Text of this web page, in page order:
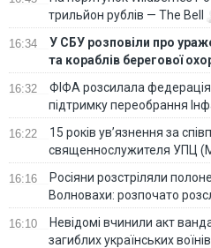
трильйон рублів — The Bell
16:34
У СБУ розповіли про
та кораблів берегової
16:32
ФІФА розсилала
підтримку переобрання
16:22
15 років ув’язнення за
священнослужителя УПЦ
16:16
Росіяни розстріляли
Волновахи: розпочато
16:10
Невідомі вчинили акт
загиблих українських